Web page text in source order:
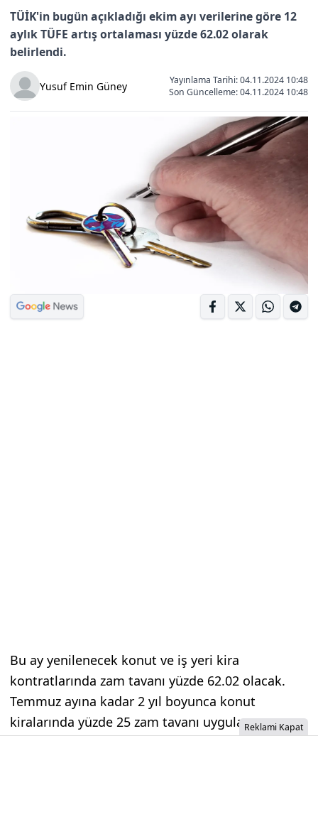
TÜİK'in bugün açıkladığı ekim ayı verilerine göre 12
aylık TÜFE artış ortalaması yüzde 62.02 olarak
belirlendi.
Yusuf Emin Güney
Yayınlama Tarihi: 04.11.2024 10:48
Son Güncelleme:04.11.2024 10:48
Bu ay yenilenecek konut ve iş yeri kira
kontratlarında zam tavanı yüzde 62.02 olacak.
Temmuz ayına kadar 2 yıl boyunca konut
kiralarında yüzde 25 zam tavanı uygulanmıştı.
Reklami Kapat